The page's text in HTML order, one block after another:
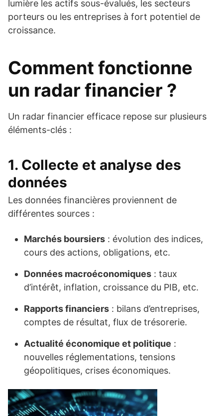
lumière les actifs sous-évalués, les secteurs
porteurs ou les entreprises à fort potentiel de
croissance.
Comment fonctionne
un radar financier ?
Un radar financier efficace repose sur plusieurs
éléments-clés :
1. Collecte et analyse des
données
Les données financières proviennent de
différentes sources :
Marchés boursiers : évolution des indices,
cours des actions, obligations, etc.
Données macroéconomiques : taux
d’intérêt, inflation, croissance du PIB, etc.
Rapports financiers : bilans d’entreprises,
comptes de résultat, flux de trésorerie.
Actualité économique et politique :
nouvelles réglementations, tensions
géopolitiques, crises économiques.